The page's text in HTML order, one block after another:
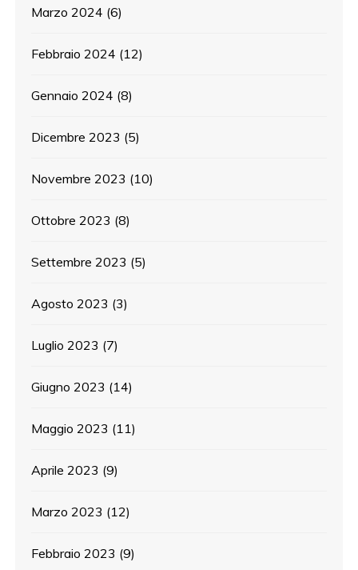
Marzo 2024 (6)
Febbraio 2024 (12)
Gennaio 2024 (8)
Dicembre 2023 (5)
Novembre 2023 (10)
Ottobre 2023 (8)
Settembre 2023 (5)
Agosto 2023 (3)
Luglio 2023 (7)
Giugno 2023 (14)
Maggio 2023 (11)
Aprile 2023 (9)
Marzo 2023 (12)
Febbraio 2023 (9)